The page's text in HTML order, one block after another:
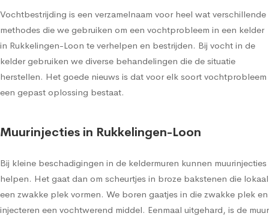
Vochtbestrijding is een verzamelnaam voor heel wat verschillende
methodes die we gebruiken om een vochtprobleem in een kelder
in Rukkelingen-Loon te verhelpen en bestrijden. Bij vocht in de
kelder gebruiken we diverse behandelingen die de situatie
herstellen. Het goede nieuws is dat voor elk soort vochtprobleem
een gepast oplossing bestaat.
Muurinjecties in Rukkelingen-Loon
Bij kleine beschadigingen in de keldermuren kunnen muurinjecties
helpen. Het gaat dan om scheurtjes in broze bakstenen die lokaal
een zwakke plek vormen. We boren gaatjes in die zwakke plek en
injecteren een vochtwerend middel. Eenmaal uitgehard, is de muur